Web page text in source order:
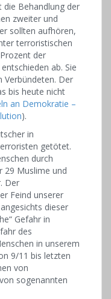
die Behandlung der
zweiter und
sollten aufhören,
terroristischen
der
ab. Sie
Verbündeten. Der
bis heute nicht
an Demokratie –
).
in
getötet.
durch
29 Muslime und
Der
Feind unserer
dieser
Gefahr in
des
in unserem
9/11 bis letzten
von
sogenannten